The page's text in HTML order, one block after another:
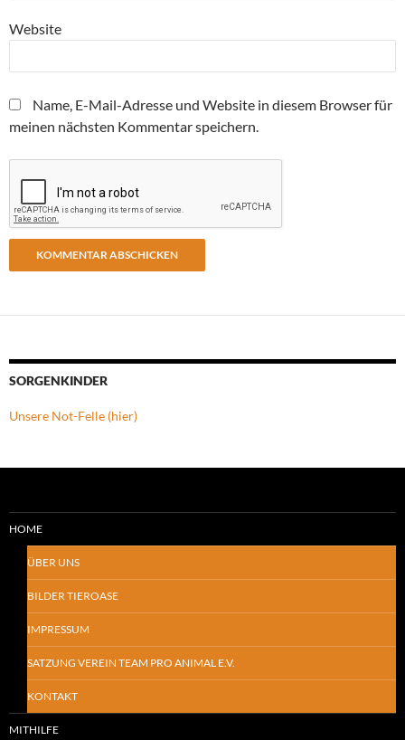
Website
Name, E-Mail-Adresse und Website in diesem Browser für
meinen nächsten Kommentar speichern.
SORGENKINDER
Unsere Not-Felle (hier)
HOME
ÜBER UNS
BILDER TIEROASE
IMPRESSUM
SATZUNG VEREIN TEAM PRO ANIMAL E.V.
KONTAKT
MITHILFE